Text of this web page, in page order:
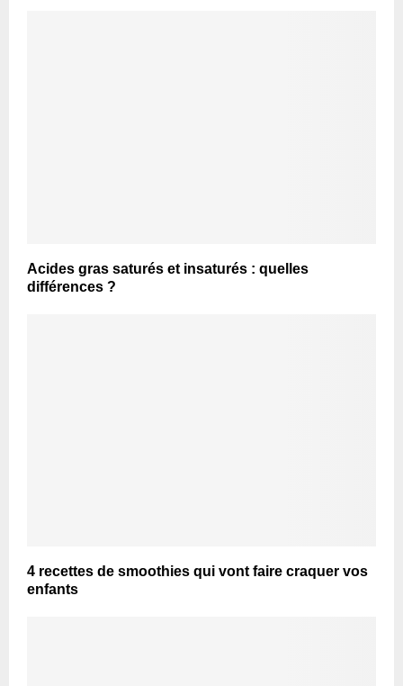
Acides gras saturés et insaturés : quelles
différences ?
4 recettes de smoothies qui vont faire craquer vos
enfants